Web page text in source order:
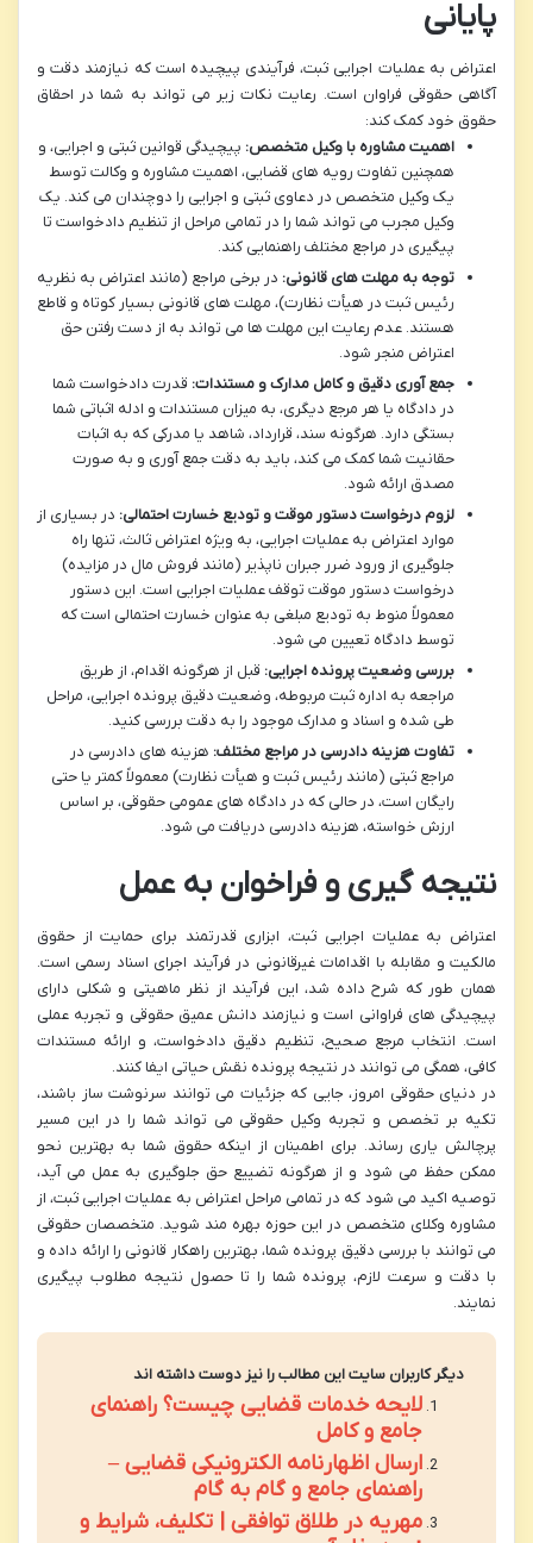
پایانی
اعتراض به عملیات اجرایی ثبت، فرآیندی پیچیده است که نیازمند دقت و
آگاهی حقوقی فراوان است. رعایت نکات زیر می تواند به شما در احقاق
حقوق خود کمک کند:
اهمیت مشاوره با وکیل متخصص: پیچیدگی قوانین ثبتی و اجرایی، و
همچنین تفاوت رویه های قضایی، اهمیت مشاوره و وکالت توسط
یک وکیل متخصص در دعاوی ثبتی و اجرایی را دوچندان می کند. یک
وکیل مجرب می تواند شما را در تمامی مراحل از تنظیم دادخواست تا
پیگیری در مراجع مختلف راهنمایی کند.
توجه به مهلت های قانونی: در برخی مراجع (مانند اعتراض به نظریه
رئیس ثبت در هیأت نظارت)، مهلت های قانونی بسیار کوتاه و قاطع
هستند. عدم رعایت این مهلت ها می تواند به از دست رفتن حق
اعتراض منجر شود.
جمع آوری دقیق و کامل مدارک و مستندات: قدرت دادخواست شما
در دادگاه یا هر مرجع دیگری، به میزان مستندات و ادله اثباتی شما
بستگی دارد. هرگونه سند، قرارداد، شاهد یا مدرکی که به اثبات
حقانیت شما کمک می کند، باید به دقت جمع آوری و به صورت
مصدق ارائه شود.
لزوم درخواست دستور موقت و تودیع خسارت احتمالی: در بسیاری از
موارد اعتراض به عملیات اجرایی، به ویژه اعتراض ثالث، تنها راه
جلوگیری از ورود ضرر جبران ناپذیر (مانند فروش مال در مزایده)
درخواست دستور موقت توقف عملیات اجرایی است. این دستور
معمولاً منوط به تودیع مبلغی به عنوان خسارت احتمالی است که
توسط دادگاه تعیین می شود.
بررسی وضعیت پرونده اجرایی: قبل از هرگونه اقدام، از طریق
مراجعه به اداره ثبت مربوطه، وضعیت دقیق پرونده اجرایی، مراحل
طی شده و اسناد و مدارک موجود را به دقت بررسی کنید.
تفاوت هزینه دادرسی در مراجع مختلف: هزینه های دادرسی در
مراجع ثبتی (مانند رئیس ثبت و هیأت نظارت) معمولاً کمتر یا حتی
رایگان است، در حالی که در دادگاه های عمومی حقوقی، بر اساس
ارزش خواسته، هزینه دادرسی دریافت می شود.
نتیجه گیری و فراخوان به عمل
اعتراض به عملیات اجرایی ثبت، ابزاری قدرتمند برای حمایت از حقوق
مالکیت و مقابله با اقدامات غیرقانونی در فرآیند اجرای اسناد رسمی است.
همان طور که شرح داده شد، این فرآیند از نظر ماهیتی و شکلی دارای
پیچیدگی های فراوانی است و نیازمند دانش عمیق حقوقی و تجربه عملی
است. انتخاب مرجع صحیح، تنظیم دقیق دادخواست، و ارائه مستندات
کافی، همگی می توانند در نتیجه پرونده نقش حیاتی ایفا کنند.
در دنیای حقوقی امروز، جایی که جزئیات می توانند سرنوشت ساز باشند،
تکیه بر تخصص و تجربه وکیل حقوقی می تواند شما را در این مسیر
پرچالش یاری رساند. برای اطمینان از اینکه حقوق شما به بهترین نحو
ممکن حفظ می شود و از هرگونه تضییع حق جلوگیری به عمل می آید،
توصیه اکید می شود که در تمامی مراحل اعتراض به عملیات اجرایی ثبت، از
مشاوره وکلای متخصص در این حوزه بهره مند شوید. متخصصان حقوقی
می توانند با بررسی دقیق پرونده شما، بهترین راهکار قانونی را ارائه داده و
با دقت و سرعت لازم، پرونده شما را تا حصول نتیجه مطلوب پیگیری
نمایند.
دیگر کاربران سایت این مطالب را نیز دوست داشته اند
لایحه خدمات قضایی چیست؟ راهنمای
جامع و کامل
ارسال اظهارنامه الکترونیکی قضایی –
راهنمای جامع و گام به گام
مهریه در طلاق توافقی | تکلیف، شرایط و